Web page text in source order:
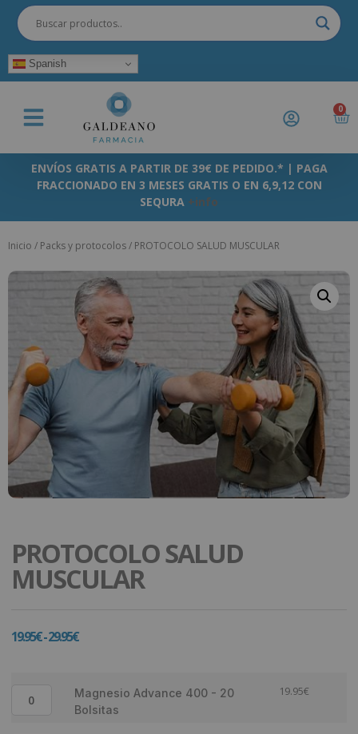
Spanish
0
ENVÍOS GRATIS A PARTIR DE 39€ DE PEDIDO.* | PAGA
FRACCIONADO EN 3 MESES GRATIS O EN 6,9,12 CON
SEQURA +info
Inicio / Packs y protocolos/ PROTOCOLO SALUD MUSCULAR
PROTOCOLO SALUD
MUSCULAR
19.95€-29.95€
Magnesio Advance 400 - 20
Bolsitas
19.95€